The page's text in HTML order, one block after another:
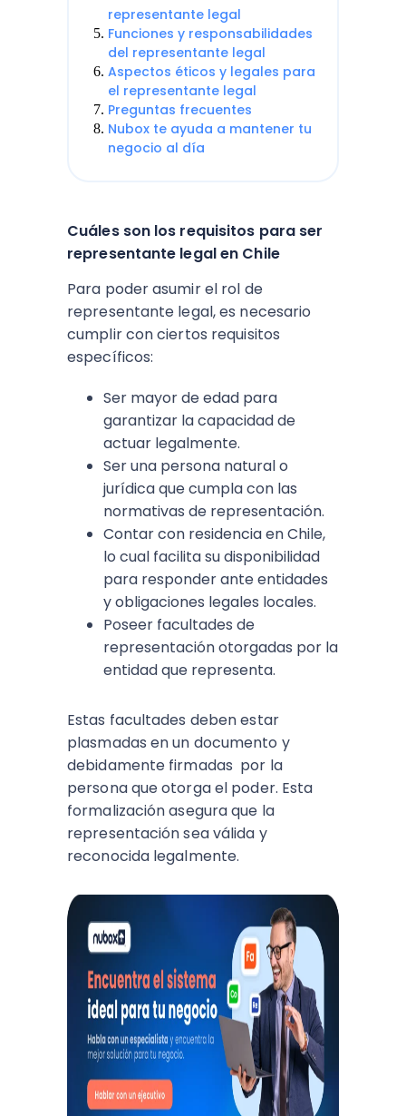
representante legal
Funciones y responsabilidades
del representante legal
Aspectos éticos y legales para
el representante legal
Preguntas frecuentes
Nubox te ayuda a mantener tu
negocio al día
Cuáles son los requisitos para ser
representante legal en Chile
Para poder asumir el rol de
representante legal, es necesario
cumplir con ciertos requisitos
específicos:
Ser mayor de edad para
garantizar la capacidad de
actuar legalmente.
Ser una persona natural o
jurídica que cumpla con las
normativas de representación.
Contar con residencia en Chile,
lo cual facilita su disponibilidad
para responder ante entidades
y obligaciones legales locales.
Poseer facultades de
representación otorgadas por la
entidad que representa.
Estas facultades deben estar
plasmadas en un documento y
debidamente firmadas por la
persona que otorga el poder. Esta
formalización asegura que la
representación sea válida y
reconocida legalmente.